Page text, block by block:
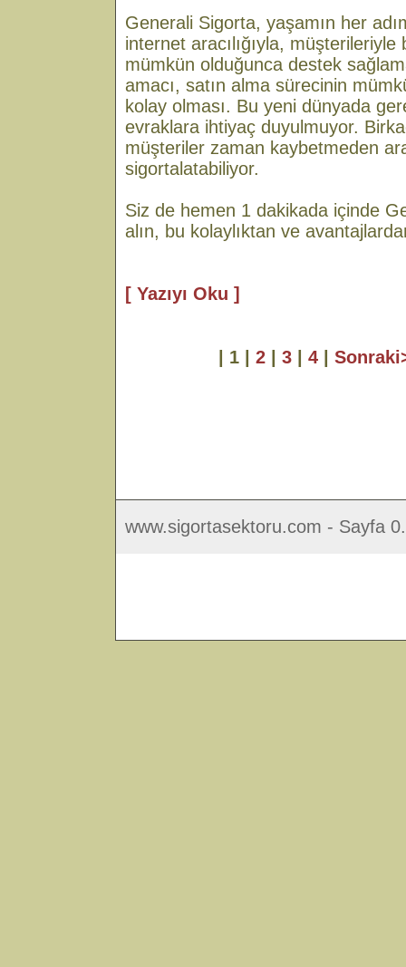
Generali Sigorta, yaşamın her
internet aracılığıyla,
mümkün olduğunca destek
amacı, satın alma sürecinin
kolay olması. Bu yeni dünyada
evraklara ihtiyaç duyulmuyor.
müşteriler zaman kaybetmeden
sigortalatabiliyor.
Siz de hemen 1 dakikada içinde
alın, bu kolaylıktan ve
[ Yazıyı Oku ]
| 1 | 2 3 4
www.sigortasektoru.com - Sayfa